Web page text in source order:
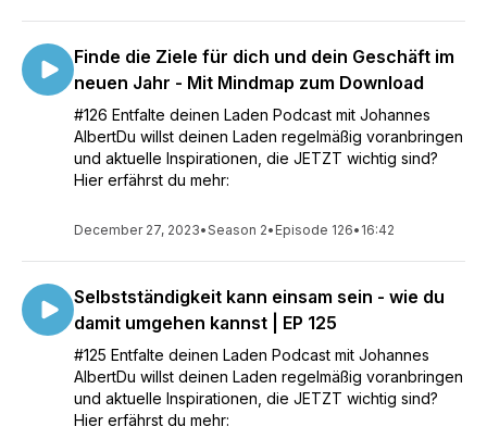
Finde die Ziele für dich und dein Geschäft im
neuen Jahr - Mit Mindmap zum Download
#126 Entfalte deinen Laden Podcast mit Johannes
AlbertDu willst deinen Laden regelmäßig voranbringen
und aktuelle Inspirationen, die JETZT wichtig sind?
Hier erfährst du mehr:
December 27, 2023•Season 2• Episode 126• 16:42
Selbstständigkeit kann einsam sein - wie du
damit umgehen kannst | EP 125
#125 Entfalte deinen Laden Podcast mit Johannes
AlbertDu willst deinen Laden regelmäßig voranbringen
und aktuelle Inspirationen, die JETZT wichtig sind?
Hier erfährst du mehr: